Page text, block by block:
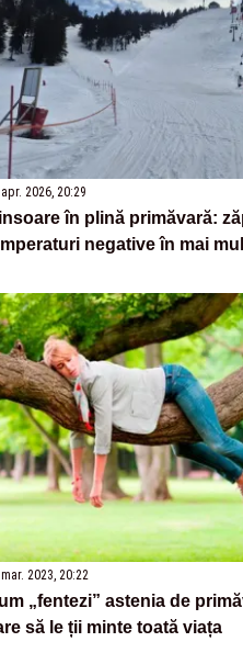
2026, 20:29
în plină primăvară:
negative în mai
2023, 20:22
„fentezi” astenia de
să le ții minte toată viața